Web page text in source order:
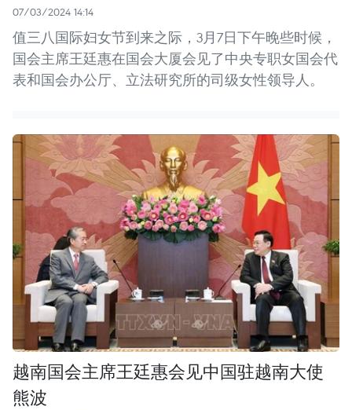
07/03/2024 14:14
值三八国际妇女节到来之际，3月7日下午晚些时候，
国会主席王廷惠在国会大厦会见了中央专职女国会代
表和国会办公厅、立法研究所的司级女性领导人。
越南国会主席王廷惠会见中国驻越南大使
熊波